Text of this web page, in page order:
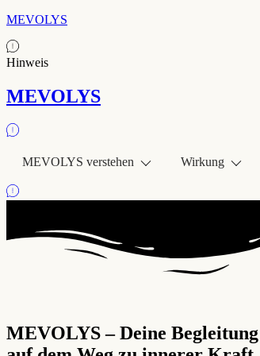
MEVOLYS
Hinweis
MEVOLYS
MEVOLYS verstehen Wirkung
MEVOLYS – Deine Begleitung